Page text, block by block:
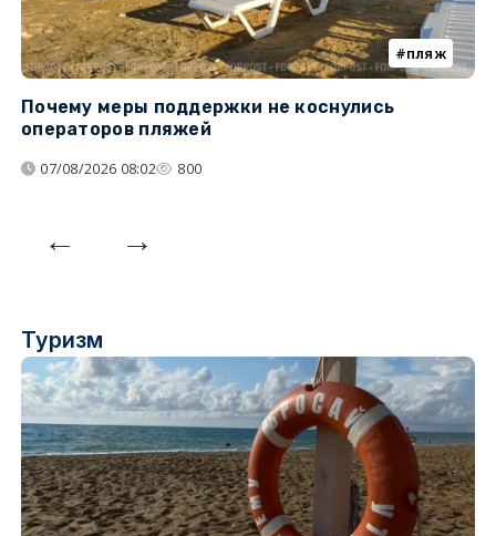
пляж
Почему меры поддержки не коснулись
операторов пляжей
07/08/2026 08:02 800
Туризм